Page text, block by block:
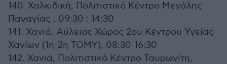
140. Χαλκιδική, Πολιτιστικό Κέντρο Μεγάλης
Παναγίας , 09:30 : 14:30
141. Χανιά, Αύλειος Χώρος 2ου Κέντρου Υγείας
Χανίων (1η-2η ΤΟΜΥ), 08:30-16:30
142. Χανιά, Πολιτιστικό Κέντρο Ταυρωνίτη,